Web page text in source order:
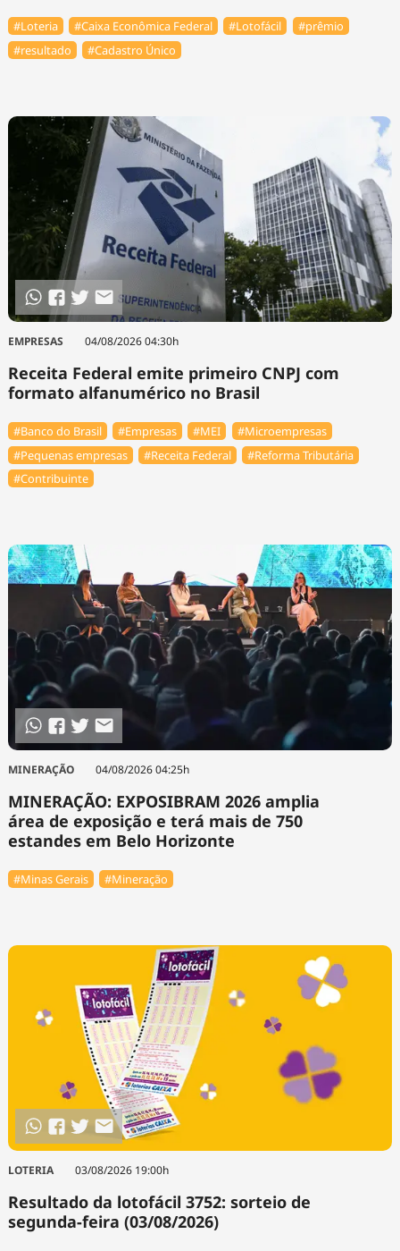
#Loteria #Caixa Econômica Federal #Lotofácil
#prêmio
#resultado
#Cadastro Único
EMPRESAS 04/08/2026 04:30h
Receita Federal emite primeiro CNPJ com
formato alfanumérico no Brasil
#Banco do Brasil #Empresas #MEI
#Microempresas
#Pequenas empresas
#Receita Federal
#Reforma Tributária
#Contribuinte
MINERAÇÃO 04/08/2026 04:25h
MINERAÇÃO: EXPOSIBRAM 2026 amplia
área de exposição e terá mais de 750
estandes em Belo Horizonte
#Minas Gerais #Mineração
LOTERIA 03/08/2026 19:00h
Resultado da lotofácil 3752: sorteio de
segunda-feira (03/08/2026)